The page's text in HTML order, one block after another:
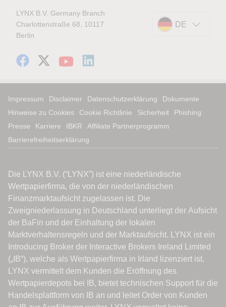
LYNX B.V. Germany Branch
Charlottenstraße 68, 10117
Berlin
DE
Impressum Disclaimer Datenschutzerklärung
Dokumente
Hinweise zu Cookies
Cookie Richtlinie Sicherheit
Phishing
Presse
Karriere IBKR
Affiliate Partnerprogramm
Barrierefreiheitserklärung